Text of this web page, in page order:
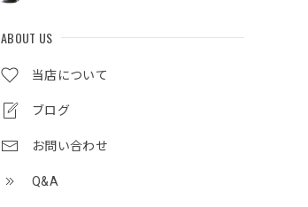
ABOUT US
当店について
ブログ
お問い合わせ
Q&A